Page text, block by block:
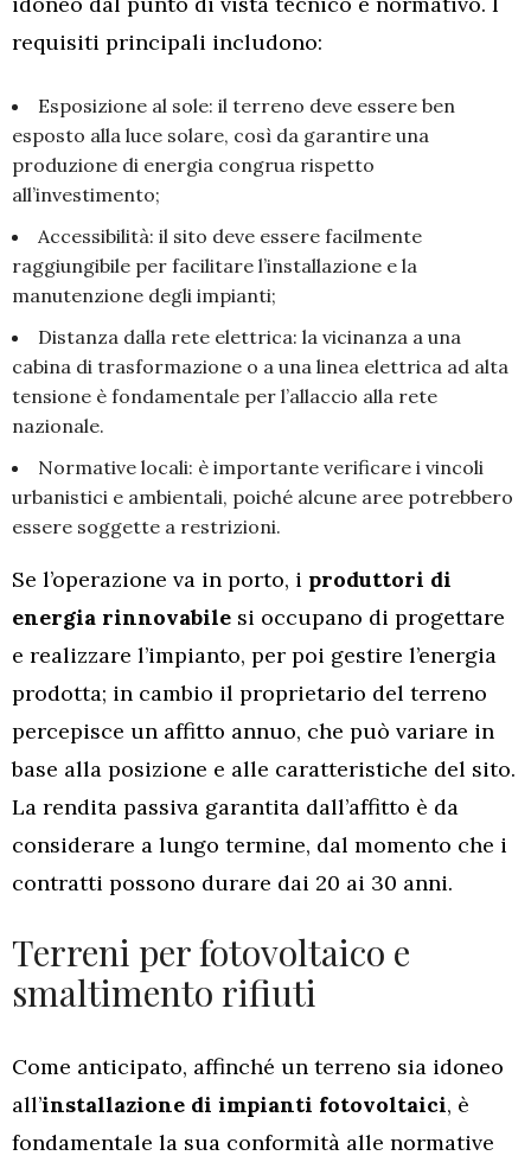
requisiti principali includono:
Esposizione al sole: il terreno deve essere ben
esposto alla luce solare, così da garantire una
produzione di energia congrua rispetto
all’investimento;
Accessibilità: il sito deve essere facilmente
raggiungibile per facilitare l’installazione e la
manutenzione degli impianti;
Distanza dalla rete elettrica: la vicinanza a una
cabina di trasformazione o a una linea elettrica ad alta
tensione è fondamentale per l’allaccio alla rete
nazionale.
Normative locali: è importante verificare i vincoli
urbanistici e ambientali, poiché alcune aree potrebbero
essere soggette a restrizioni.
Se l’operazione va in porto, i produttori di
energia rinnovabile si occupano di progettare
e realizzare l’impianto, per poi gestire l’energia
prodotta; in cambio il proprietario del terreno
percepisce un affitto annuo, che può variare in
base alla posizione e alle caratteristiche del sito.
La rendita passiva garantita dall’affitto è da
considerare a lungo termine, dal momento che i
contratti possono durare dai 20 ai 30 anni.
Terreni per fotovoltaico e
smaltimento rifiuti
Come anticipato, affinché un terreno sia idoneo
all’installazione di impianti fotovoltaici, è
fondamentale la sua conformità alle normative